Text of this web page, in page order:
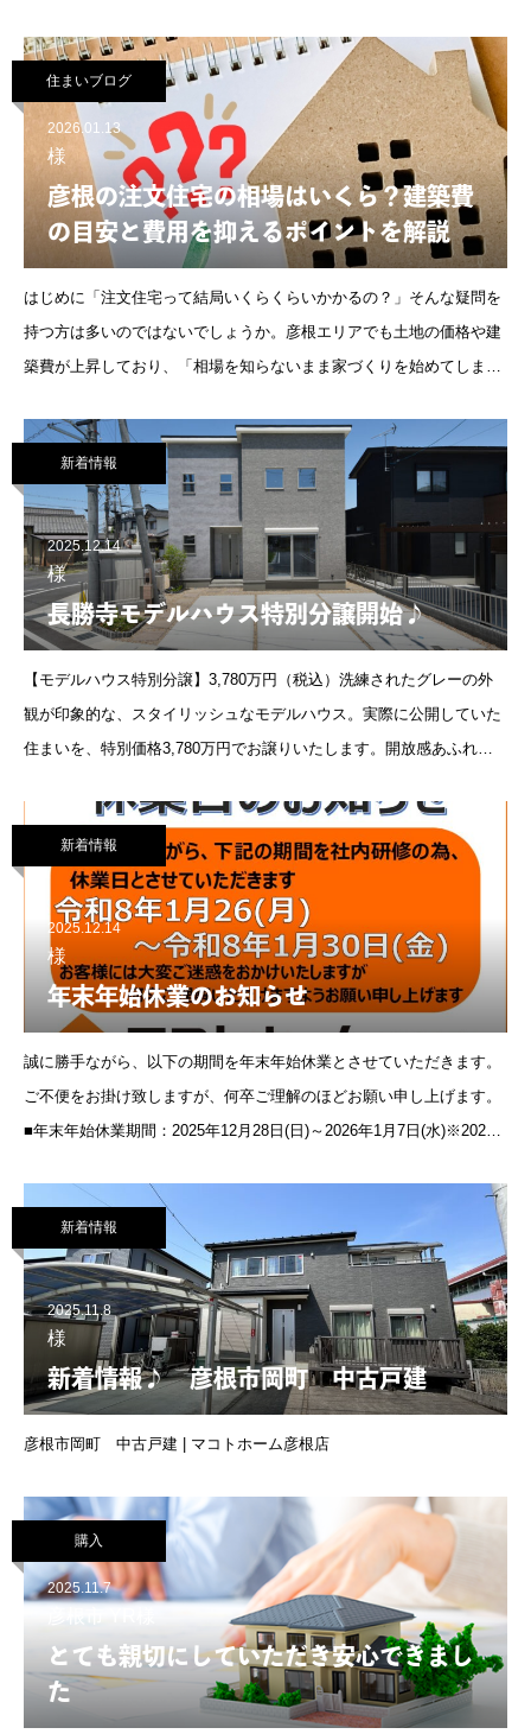
いいんやろ？」
住まいブログ
2026.01.13
様
彦根の注文住宅の相場はいくら？建築費
の目安と費用を抑えるポイントを解説
はじめに「注文住宅って結局いくらくらいかかるの？」そんな疑問を
持つ方は多いのではないでしょうか。彦根エリアでも土地の価格や建
築費が上昇しており、「相場を知らないまま家づくりを始めてしまい
新着情報
2025.12.14
様
長勝寺モデルハウス特別分譲開始♪
【モデルハウス特別分譲】3,780万円（税込）洗練されたグレーの外
観が印象的な、スタイリッシュなモデルハウス。実際に公開していた
住まいを、特別価格3,780万円でお譲りいたします。開放感あふれる
新着情報
2025.12.14
様
年末年始休業のお知らせ
誠に勝手ながら、以下の期間を年末年始休業とさせていただきます。
ご不便をお掛け致しますが、何卒ご理解のほどお願い申し上げます。
■年末年始休業期間：2025年12月28日(日)～2026年1月7日(水)※2026
新着情報
2025.11.8
様
新着情報♪ 彦根市岡町 中古戸建
彦根市岡町 中古戸建 | マコトホーム彦根店
購入
2025.11.7
とても親切にしていただき安心できまし
た